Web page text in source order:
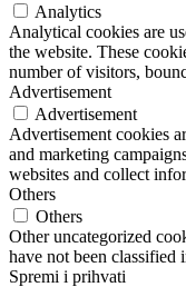
Analytics
Analytical cookies are
the website. These
number of visitors,
Advertisement
Advertisement
Advertisement cookies
and marketing
websites and collect
Others
Others
Other uncategorized
have not been classified
Spremi i prihvati